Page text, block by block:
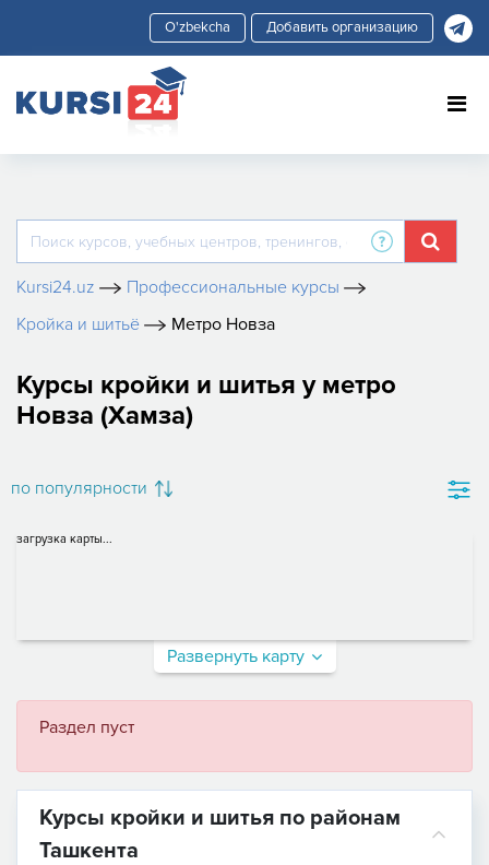
Добавить организацию
Kursi24.uz
Профессиональные курсы
Кройка и шитьё
Метро Новза
Курсы кройки и шитья у метро
Новза (Хамза)
по популярности
загрузка карты...
Развернуть карту
Раздел пуст
Курсы кройки и шитья по районам
Ташкента